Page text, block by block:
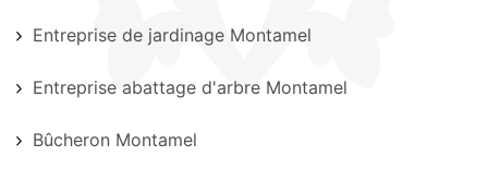
Entreprise de jardinage Montamel
Entreprise abattage d'arbre Montamel
Bûcheron Montamel